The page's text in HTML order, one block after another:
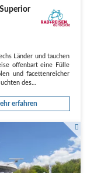
Länder und tauchen
offenbart eine Fülle
und facettenreicher
des…
erfahren